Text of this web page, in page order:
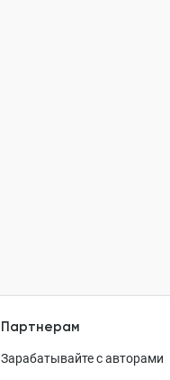
Партнерам
Зарабатывайте с авторами